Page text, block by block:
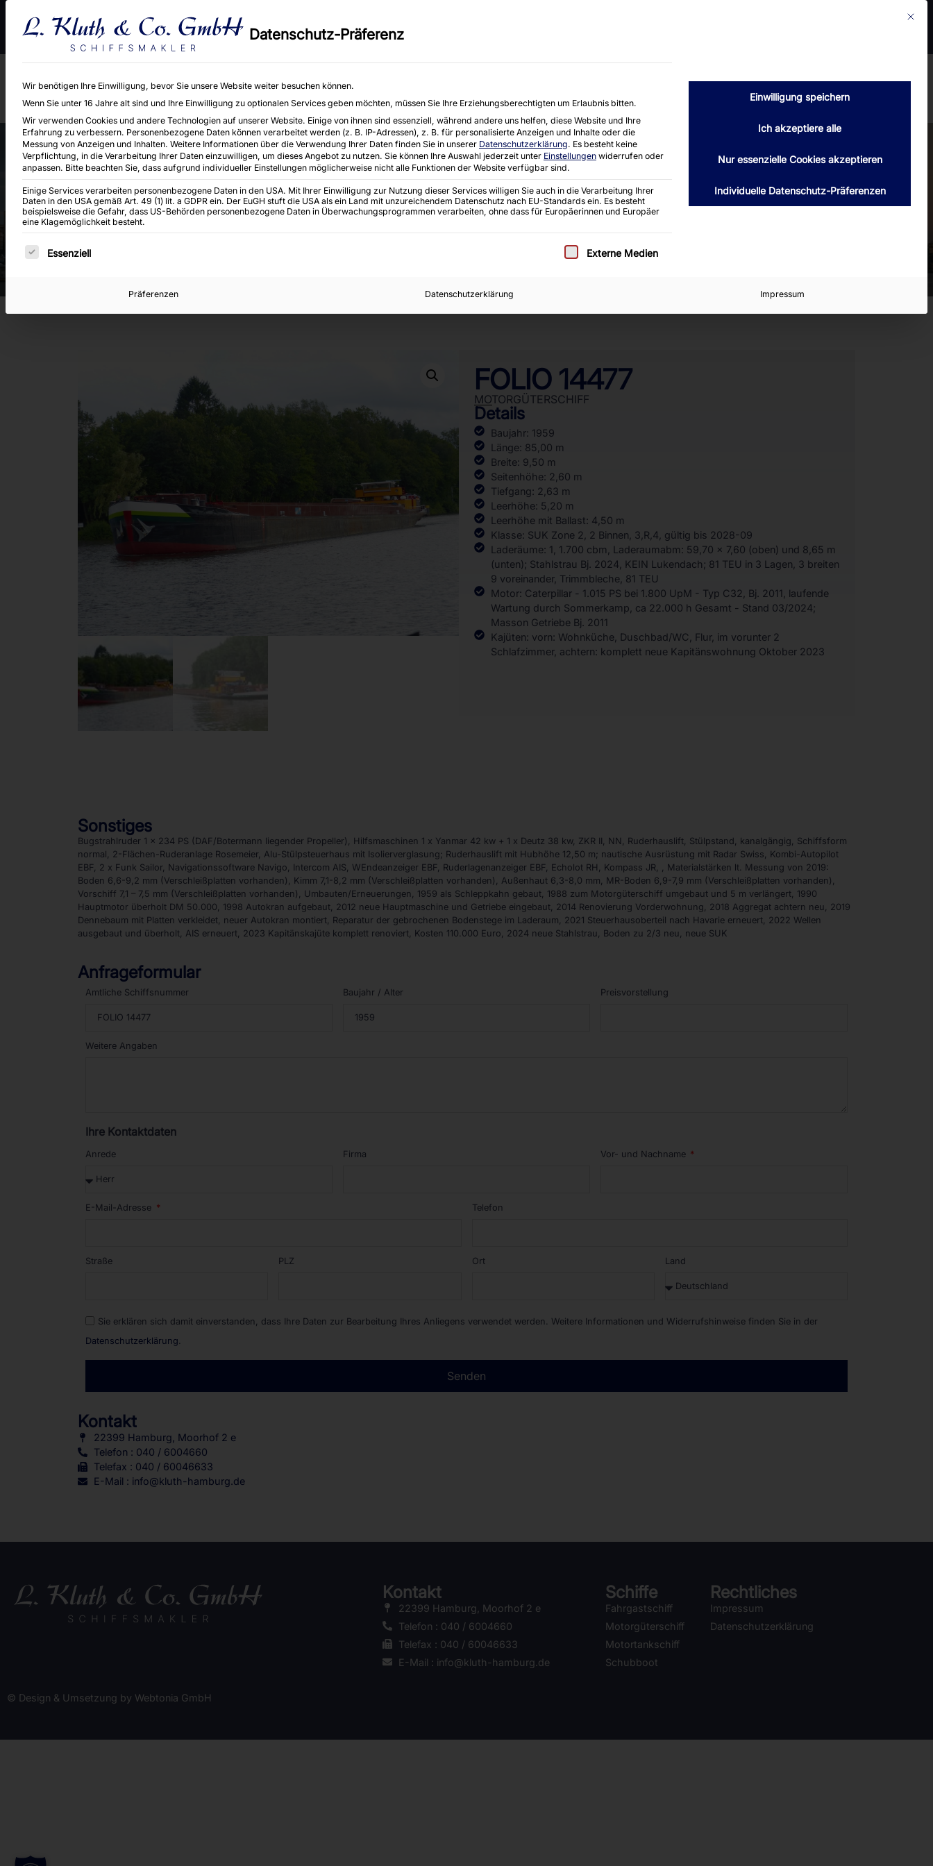
An- und Verkauf von Binnen-, Küsten- und Seeschiffen sowie Baggereigeräten aller Art, einschließlich
Neubaukontrahierungen.
Kontakt Angebot anfordern
FOLIO 14477
FOLIO 14477
MOTORGÜTERSCHIFF
Details
Baujahr: 1959
Länge: 85,00 m
Breite: 9,50 m
Seitenhöhe: 2,60 m
Tiefgang: 2,63 m
Leerhöhe: 5,20 m
Leerhöhe mit Ballast: 4,50 m
Klasse: SUK Zone 2, 2 Binnen, 3,R,4, gültig bis 2028-09
Laderäume: 1, 1.700 cbm, Laderaumabm: 59,70 x 7,60 (oben) und 8,65 m
(unten); Stahlstrau Bj. 2024, KEIN Lukendach; 81 TEU in 3 Lagen, 3 breiten
9 voreinander, Trimmbleche, 81 TEU
Motor: Caterpillar - 1.015 PS bei 1.800 UpM - Typ C32, Bj. 2011, laufende
Wartung durch Sommerkamp, ca 22.000 h Gesamt - Stand 03/2024;
Masson Getriebe Bj. 2011
Kajüten: vorn: Wohnküche, Duschbad/WC, Flur, im vorunter 2
Schlafzimmer, achtern: komplett neue Kapitänswohnung Oktober 2023
Sonstiges
Bugstrahlruder 1 x 234 PS (DAF/Botermann liegender Propeller), Hilfsmaschinen 1 x Yanmar 42 kw + 1 x Deutz 38 kw, ZKR II, NN, Ruderhauslift, Stülpstand, kanalgängig, Schiffsform
normal, 2-Flächen-Ruderanlage Rosemeier, Alu-Stülpsteuerhaus mit Isolierverglasung; Ruderhauslift mit Hubhöhe 12,50 m; nautische Ausrüstung mit Radar Swiss, Kombi-Autopilot
EBF, 2 x Funk Sailor, Navigationssoftware Navigo, Intercom AIS, WEndeanzeiger EBF, Ruderlagenanzeiger EBF, Echolot RH, Kompass JR, , Materialstärken lt. Messung von 2019:
Boden 6,6-9,2 mm (Verschleißplatten vorhanden), Kimm 7,1-8,2 mm (Verschleißplatten vorhanden), Außenhaut 6,3-8,0 mm, MR-Boden 6,9-7,9 mm (Verschleißplatten vorhanden),
Vorschiff 7,1 – 7,5 mm (Verschleißplatten vorhanden), Umbauten/Erneuerungen, 1959 als Schleppkahn gebaut, 1988 zum Motorgüterschiff umgebaut und 5 m verlängert, 1990
Hauptmotor überholt DM 50.000, 1998 Autokran aufgebaut, 2012 neue Hauptmaschine und Getriebe eingebaut, 2014 Renovierung Vorderwohnung, 2018 Aggregat achtern neu, 2019
Dennebaum mit Platten verkleidet, neuer Autokran montiert, Reparatur der gebrochenen Bodenstege im Laderaum, 2021 Steuerhausoberteil nach Havarie erneuert, 2022 Wellen
ausgebaut und überholt, AIS erneuert, 2023 Kapitänskajüte komplett renoviert, Kosten 110.000 Euro, 2024 neue Stahlstrau, Boden zu 2/3 neu, neue SUK
Anfrageformular
Amtliche Schiffsnummer Baujahr / Alter Preisvorstellung
Weitere Angaben
Ihre Kontaktdaten
Anrede Firma Vor- und Nachname
E-Mail-Adresse Telefon
Straße PLZ Ort Land
Sie erklären sich damit einverstanden, dass Ihre Daten zur Bearbeitung Ihres Anliegens verwendet werden. Weitere Informationen und Widerrufshinweise finden Sie in der
Datenschutzerklärung
Senden
Kontakt
22399 Hamburg, Moorhof 2 e
Telefon : 040 / 6004660
Telefax : 040 / 60046633
E-Mail : info@kluth-hamburg.de
Kontakt
22399 Hamburg, Moorhof 2 e
Telefon : 040 / 6004660
Telefax : 040 / 60046633
E-Mail : info@kluth-hamburg.de
Schiffe
Fahrgastschiff
Motorgüterschiff
Motortankschiff
Schubboot
Rechtliches
Impressum
Datenschutzerklärung
© Design & Umsetzung by Webtonia GmbH
Mit
Datenschutz-Präferenz
Wir benötigen Ihre Einwilligung, bevor Sie unsere Website weiter besuchen können.
Wenn Sie unter 16 Jahre alt sind und Ihre Einwilligung zu optionalen Services geben möchten, müssen Sie Ihre Erziehungsberechtigten um Erlaubnis bitten.
Wir verwenden Cookies und andere Technologien auf unserer Website. Einige von ihnen sind essenziell, während andere uns helfen, diese Website und Ihre
Erfahrung zu verbessern. Personenbezogene Daten können verarbeitet werden (z. B. IP-Adressen), z. B. für personalisierte Anzeigen und Inhalte oder die
Messung von Anzeigen und Inhalten. Weitere Informationen über die Verwendung Ihrer Daten finden Sie in unserer Datenschutzerklärung. Es besteht keine
Verpflichtung, in die Verarbeitung Ihrer Daten einzuwilligen, um dieses Angebot zu nutzen. Sie können Ihre Auswahl jederzeit unter Einstellungen widerrufen oder
anpassen. Bitte beachten Sie, dass aufgrund individueller Einstellungen möglicherweise nicht alle Funktionen der Website verfügbar sind.
Einige Services verarbeiten personenbezogene Daten in den USA. Mit Ihrer Einwilligung zur Nutzung dieser Services willigen Sie auch in die Verarbeitung Ihrer
Daten in den USA gemäß Art. 49 (1) lit. a GDPR ein. Der EuGH stuft die USA als ein Land mit unzureichendem Datenschutz nach EU-Standards ein. Es besteht
beispielsweise die Gefahr, dass US-Behörden personenbezogene Daten in Überwachungsprogrammen verarbeiten, ohne dass für Europäerinnen und Europäer
eine Klagemöglichkeit besteht.
Es folgt eine Liste der Service-Gruppen, für die eine Einwilligung erteilt werden kann. Die erste Service-Gruppe ist essenziell und kann nicht
Essenziell Externe Medien
Einwilligung speichern
Ich akzeptiere alle
Nur essenzielle Cookies akzeptieren
Individuelle Datenschutz-Präferenzen
Präferenzen Datenschutzerklärung Impressum